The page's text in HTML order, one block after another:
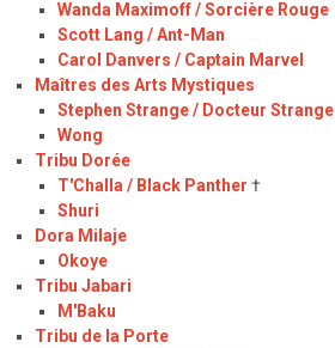
Wanda Maximoff / Sorcière Rouge
Scott Lang / Ant-Man
Carol Danvers / Captain Marvel
Maîtres des Arts Mystiques
Stephen Strange / Docteur Strange
Wong
Tribu Dorée
T'Challa / Black Panther †
Shuri
Dora Milaje
Okoye
Tribu Jabari
M'Baku
Tribu de la Porte